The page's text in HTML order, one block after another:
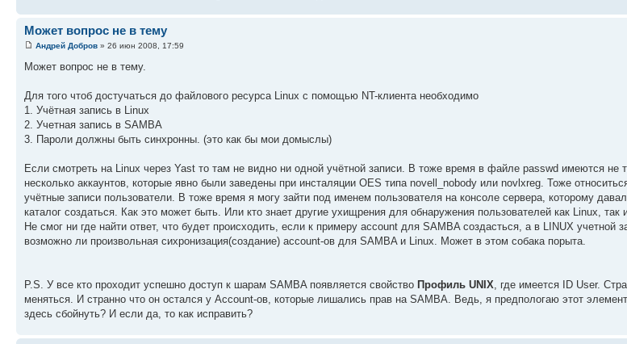
Может вопрос не в тему
Андрей Добров » 26 июн 2008, 17:59
Может вопрос не в тему.
Для того чтоб достучаться до файлового ресурса Linux с помощью NT-клиента необходимо
1. Учётная запись в Linux
2. Учетная запись в SAMBA
3. Пароли должны быть синхронны. (это как бы мои домыслы)
Если смотреть на Linux через Yast то там не видно ни одной учётной записи. В тоже время в файле passwd имеются
несколько аккаунтов, которые явно были заведены при инсталяции OES типа novell_nobody или novlxreg. Тоже
учётные записи пользователи. В тоже время я могу зайти под именем пользователя на консоле сервера, которому
каталог создаться. Как это может быть. Или кто знает другие ухищрения для обнаружения пользователей как Linux, так
Не смог ни где найти ответ, что будет происходить, если к примеру account для SAMBA создасться, а в LINUX учетной
возможно ли произвольная сихронизация(создание) account-ов для SAMBA и Linux. Может в этом собака порыта.
P.S. У все кто проходит успешно доступ к шарам SAMBA появляется свойство Профиль UNIX, где имеется ID User.
меняться. И странно что он остался у Account-ов, которые лишались прав на SAMBA. Ведь, я предпологаю этот
здесь сбойнуть? И если да, то как исправить?